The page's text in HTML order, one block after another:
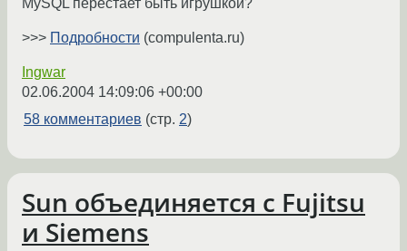
>>> Подробности (compulenta.ru)
Ingwar
02.06.2004 14:09:06 +00:00
58 комментариев (стр. 2)
Sun объединяется с Fujitsu
и Siemens